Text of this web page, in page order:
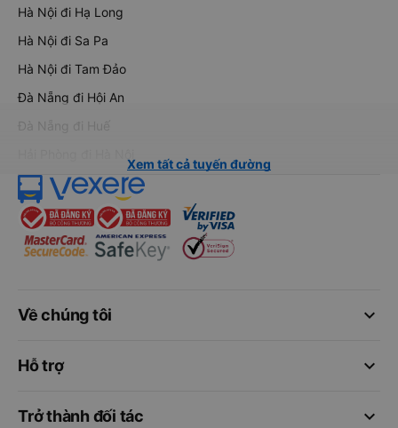
Hà Nội đi Hạ Long
Hà Nội đi Sa Pa
Hà Nội đi Tam Đảo
Đà Nẵng đi Hội An
Đà Nẵng đi Huế
Xem tất cả tuyến đường
keyboard_arrow_down
Về chúng tôi
keyboard_arrow_down
Hỗ trợ
keyboard_arrow_down
Trở thành đối tác